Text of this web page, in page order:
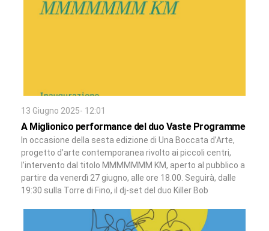
13 Giugno 2025- 12:01
A Miglionico performance del duo Vaste Programme
In occasione della sesta edizione di Una Boccata d’Arte,
progetto d’arte contemporanea rivolto ai piccoli centri,
l’intervento dal titolo MMMMMMM KM, aperto al pubblico a
partire da venerdì 27 giugno, alle ore 18.00. Seguirà, dalle
19:30 sulla Torre di Fino, il dj-set del duo Killer Bob